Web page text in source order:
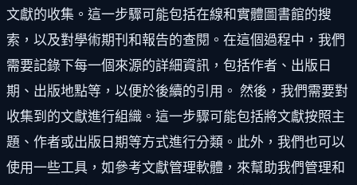
文獻的收集。這一步驟可能包括在線和實體圖書館的搜
索，以及對學術期刊和報告的查閱。在這個過程中，我們
需要記錄下每一個來源的詳細資訊，包括作者、出版日
期、出版地點等，以便於後續的引用。 然後，我們需要對
收集到的文獻進行組織。這一步驟可能包括將文獻按照主
題、作者或出版日期等方式進行分類。此外，我們也可以
使用一些工具，如參考文獻管理軟體，來幫助我們管理和